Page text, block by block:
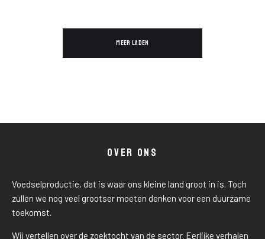
MEER LADEN
OVER ONS
Voedselproductie, dat is waar ons kleine land groot in is. Toch
zullen we nog veel grootser moeten denken voor een duurzame
toekomst.
Wij vertellen over de zoektocht van de sector. Eerlijke verhalen